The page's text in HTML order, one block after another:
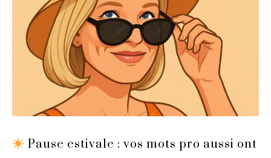
Pause estivale : vos mots pro aussi ont